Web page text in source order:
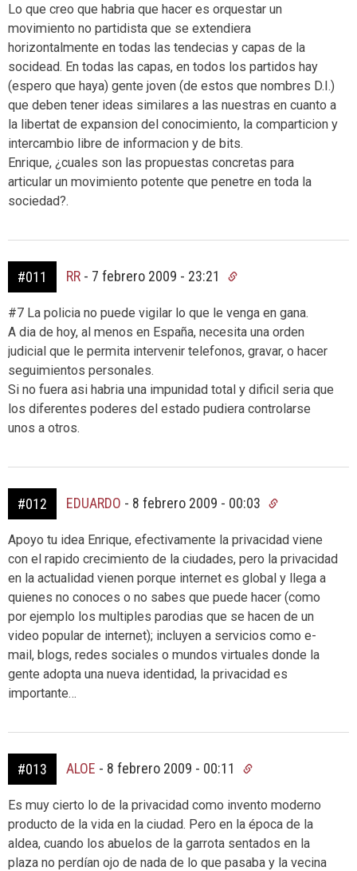
Lo que creo que habria que hacer es orquestar un
movimiento no partidista que se extendiera
horizontalmente en todas las tendecias y capas de la
socidead. En todas las capas, en todos los partidos hay
(espero que haya) gente joven (de estos que nombres D.I.)
que deben tener ideas similares a las nuestras en cuanto a
la libertat de expansion del conocimiento, la comparticion y
intercambio libre de informacion y de bits.
Enrique, ¿cuales son las propuestas concretas para
articular un movimiento potente que penetre en toda la
sociedad?.
#011 RR - 7 febrero 2009 - 23:21
#7 La policia no puede vigilar lo que le venga en gana.
A dia de hoy, al menos en España, necesita una orden
judicial que le permita intervenir telefonos, gravar, o hacer
seguimientos personales.
Si no fuera asi habria una impunidad total y dificil seria que
los diferentes poderes del estado pudiera controlarse
unos a otros.
#012 EDUARDO - 8 febrero 2009 - 00:03
Apoyo tu idea Enrique, efectivamente la privacidad viene
con el rapido crecimiento de la ciudades, pero la privacidad
en la actualidad vienen porque internet es global y llega a
quienes no conoces o no sabes que puede hacer (como
por ejemplo los multiples parodias que se hacen de un
video popular de internet); incluyen a servicios como e-
mail, blogs, redes sociales o mundos virtuales donde la
gente adopta una nueva identidad, la privacidad es
importante…
#013 ALOE - 8 febrero 2009 - 00:11
Es muy cierto lo de la privacidad como invento moderno
producto de la vida en la ciudad. Pero en la época de la
aldea, cuando los abuelos de la garrota sentados en la
plaza no perdían ojo de nada de lo que pasaba y la vecina